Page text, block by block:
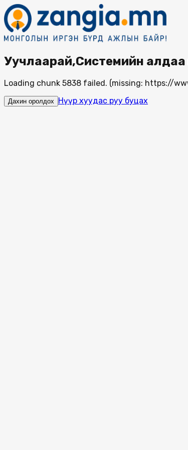
Уучлаарай,Системийн алдаа
Loading chunk 5838 failed. (missing: https://
Дахин оролдох Нүүр хуудас руу буцах